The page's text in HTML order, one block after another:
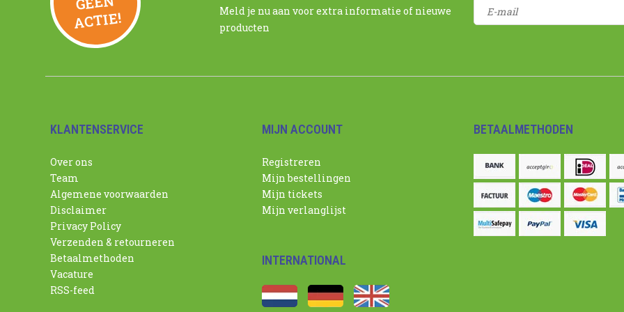
ACTIE!
Meld je nu aan voor extra informatie of nieuwe
producten
KLANTENSERVICE
Over ons
Team
Algemene voorwaarden
Disclaimer
Privacy Policy
Verzenden & retourneren
Betaalmethoden
Vacature
RSS-feed
MIJN ACCOUNT
Registreren
Mijn bestellingen
Mijn tickets
Mijn verlanglijst
INTERNATIONAL
BETAALMETHODEN